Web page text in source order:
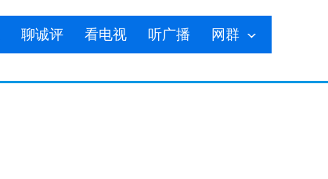
聊诚评 看电视 听广播 网群